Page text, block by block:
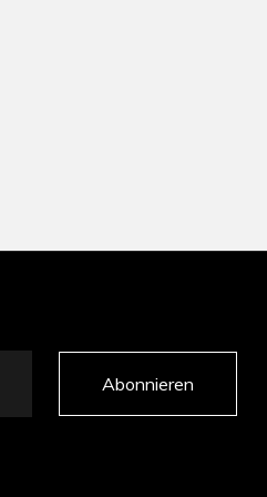
Abonnieren